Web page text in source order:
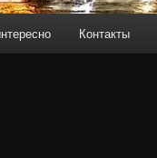
Контакты